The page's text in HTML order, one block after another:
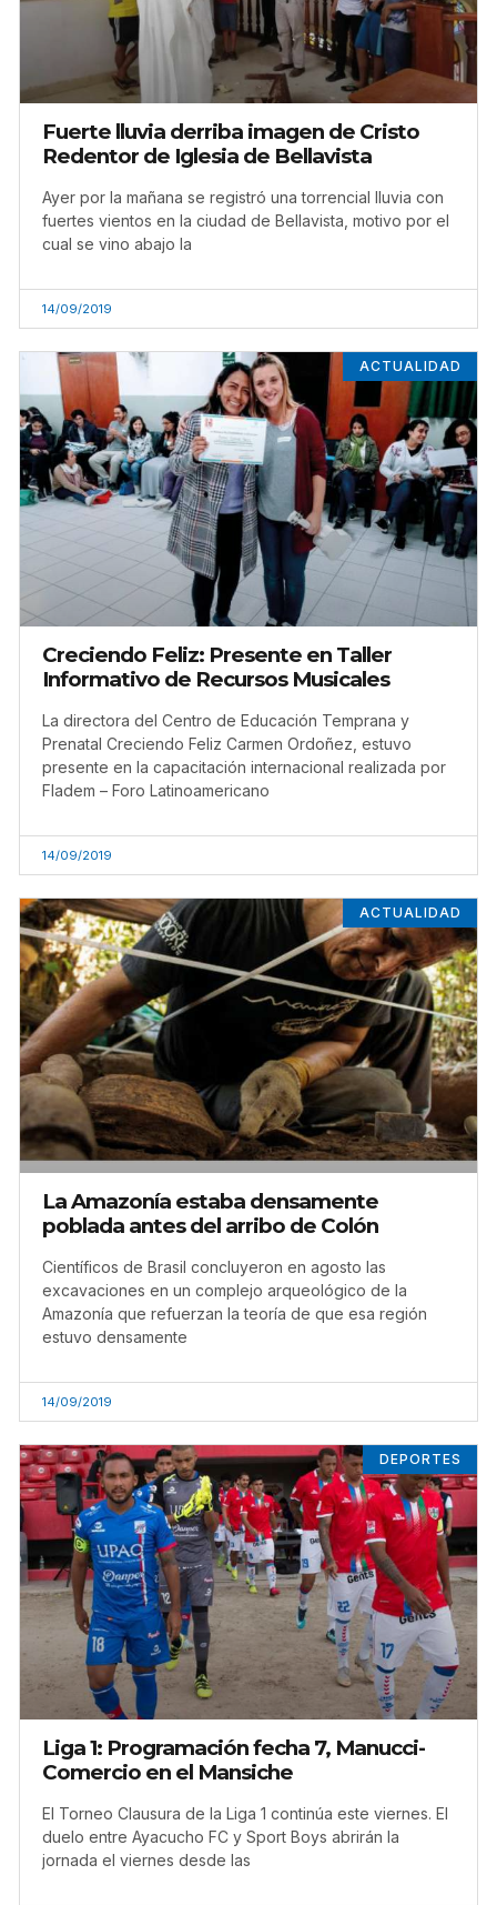
Fuerte lluvia derriba imagen de Cristo
Redentor de Iglesia de Bellavista
Ayer por la mañana se registró una torrencial lluvia con
fuertes vientos en la ciudad de Bellavista, motivo por el
cual se vino abajo la
14/09/2019
ACTUALIDAD
Creciendo Feliz: Presente en Taller
Informativo de Recursos Musicales
La directora del Centro de Educación Temprana y
Prenatal Creciendo Feliz Carmen Ordoñez, estuvo
presente en la capacitación internacional realizada por
Fladem – Foro Latinoamericano
14/09/2019
ACTUALIDAD
La Amazonía estaba densamente
poblada antes del arribo de Colón
Científicos de Brasil concluyeron en agosto las
excavaciones en un complejo arqueológico de la
Amazonía que refuerzan la teoría de que esa región
estuvo densamente
14/09/2019
DEPORTES
Liga 1: Programación fecha 7, Manucci-
Comercio en el Mansiche
El Torneo Clausura de la Liga 1 continúa este viernes. El
duelo entre Ayacucho FC y Sport Boys abrirán la
jornada el viernes desde las